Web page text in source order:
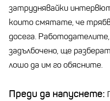
затруднявайки
които смятате, че
досега.
задълбочено, ще
лошо да им го обясните.
Преди да напуснете: